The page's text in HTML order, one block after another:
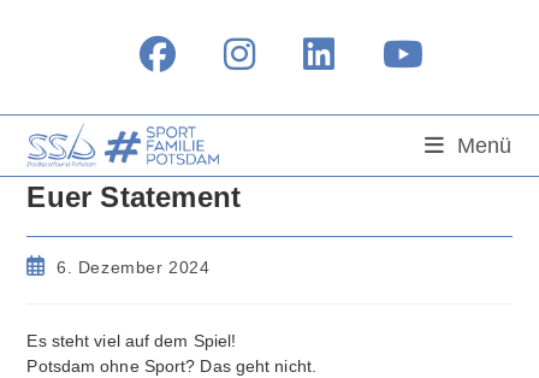
Menü
Euer Statement
Beitrag6. Dezember 2024
Es steht viel auf dem Spiel!
Potsdam ohne Sport? Das geht nicht.